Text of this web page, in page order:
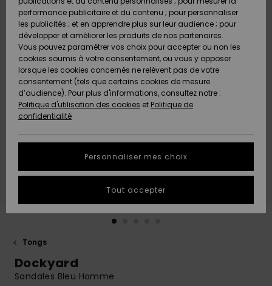
Surf
Snow
Nouveautés
A
Découvrir
Surf
Snow
Nouveautés
A
Découvrir
Snow
Communauté
Shop
Femme
A
Découvrir
Communauté
OUTLET
AIDE &
CONTACT
Carte
Cadeau
Quiksilver
Freedom
Protection
des
tailles
conversation
à votre
MAGASINS
QUIKSILVER
Tongs
Dockyard
Sandales Bleu Homme
performance publicitaire et du contenu ; pour personnaliser
les publicités ; et en apprendre plus sur leur audience ; pour
développer et améliorer les produits de nos partenaires.
Vous pouvez paramétrer vos choix pour accepter ou non les
cookies soumis à votre consentement, ou vous y opposer
lorsque les cookies concernés ne relèvent pas de votre
consentement (tels que certains cookies de mesure
d’audience). Pour plus d'informations, consultez notre :
Politique d'utilisation des cookies et Politique de
confidentialité
Personnaliser mes choix
Tout accepter